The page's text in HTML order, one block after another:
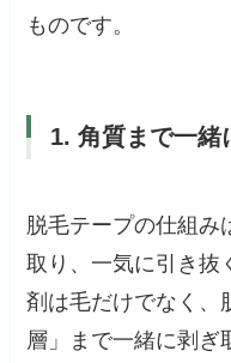
ものです。
1. 角質まで一緒
脱毛テープの仕組み
取り、一気に引き抜
剤は毛だけでなく、
層」まで一緒に剥ぎ